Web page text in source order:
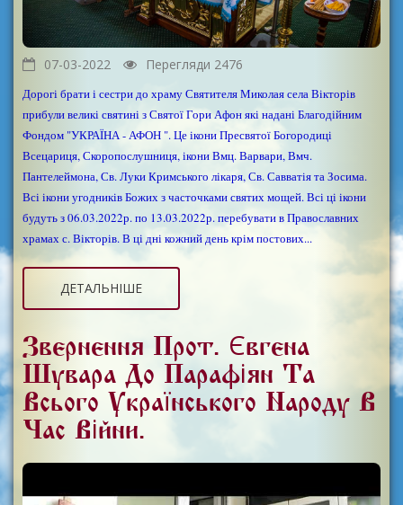
07-03-2022 Перегляди 2476
Дорогі брати і сестри до храму Святителя Миколая села Вікторів
прибули великі святині з Святої Гори Афон які надані Благодійним
Фондом "УКРАЇНА - АФОН ". Це ікони Пресвятої Богородиці
Всецариця, Скоропослушниця, ікони Вмц. Варвари, Вмч.
Пантелеймона, Св. Луки Кримського лікаря, Св. Савватія та Зосима.
Всі ікони угодників Божих з часточками святих мощей. Всі ці ікони
будуть з 06.03.2022р. по 13.03.2022р. перебувати в Православних
храмах с. Вікторів. В ці дні кожний день крім постових...
ДЕТАЛЬНІШЕ
Звернення Прот. Євгена
Шувара До Парафіян Та
Всього Українського Народу В
Час Війни.